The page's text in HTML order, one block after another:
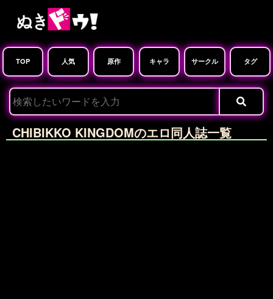
TOP 人気 原作 キャラ サークル タグ
CHIBIKKO KINGDOMのエロ同人誌一覧